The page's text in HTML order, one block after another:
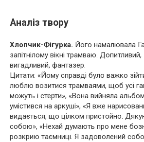
Аналіз твору
Хлопчик-Фігурка. Його намалювала
запітнілому вікні трамваю.
вигадливий, фантазер.
Цитати: «Йому справді було важко
люблю возитися трамваями, щоб усі
можуть і стерти», «Вона вийняла
умістився на аркуші», «Я вже
видається, що цілком пристойно.
собою», «Нехай думають про мене
розкрию таємниці. Я задоволений